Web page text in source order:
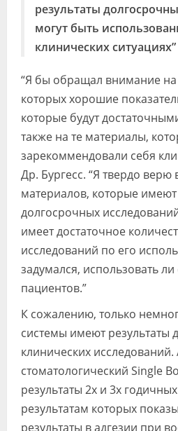
результаты
могут быть
клинических ситуациях”
“Я бы обращал внимание на
которых хорошие
которые будут
также на те материалы,
зарекоммендовали себя
Др. Бургесс. “Я твердо верю
материалов, которые имеют
долгосрочных
имеет достаточное
исследований по его
задумался, использовать
пациентов.”
К сожалению, только
системы имеют результаты
клинических исследований.
стоматологический Single
результаты 2х и 3х
результатам которых
результаты в адгезии при